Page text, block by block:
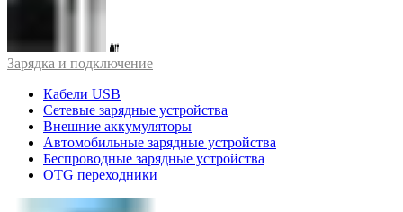
Зарядка и подключение
Кабели USB
Сетевые зарядные устройства
Внешние аккумуляторы
Автомобильные зарядные устройства
Беспроводные зарядные устройства
OTG переходники